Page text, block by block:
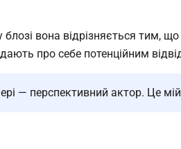
блозі вона відрізняється тим,
про себе потенційним
— перспективний актор. Це